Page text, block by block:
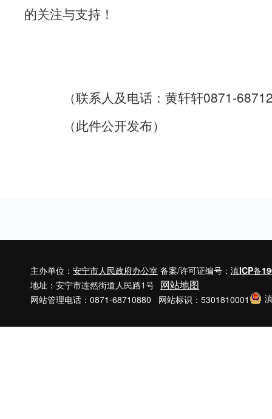
的关注与支持！
（联系人及电话：黄轩轩0871-
（此件公开发布）
主办单位： 安宁市人民政府办公室 备案/许可证编号： 滇ICP备
地址：安宁市连然街道人民路1号 网站地图
网站管理电话：0871-68710880 网站标识：5301810001